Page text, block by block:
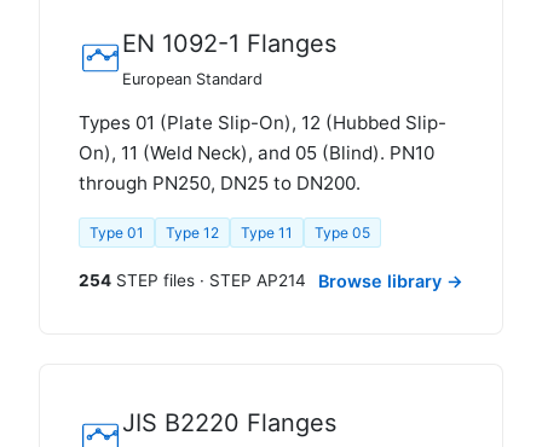
EN 1092-1 Flanges
European Standard
Types 01 (Plate Slip-On), 12 (Hubbed Slip-
On), 11 (Weld Neck), and 05 (Blind). PN10
through PN250, DN25 to DN200.
Type 01 Type 12 Type 11 Type 05
254 STEP files · STEP AP214 Browse library →
JIS B2220 Flanges